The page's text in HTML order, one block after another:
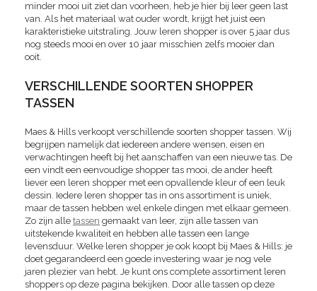
minder mooi uit ziet dan voorheen, heb je hier bij leer geen last
van. Als het materiaal wat ouder wordt, krijgt het juist een
karakteristieke uitstraling. Jouw leren shopper is over 5 jaar dus
nog steeds mooi en over 10 jaar misschien zelfs mooier dan
ooit.
VERSCHILLENDE SOORTEN SHOPPER
TASSEN
Maes & Hills verkoopt verschillende soorten shopper tassen. Wij
begrijpen namelijk dat iedereen andere wensen, eisen en
verwachtingen heeft bij het aanschaffen van een nieuwe tas. De
een vindt een eenvoudige shopper tas mooi, de ander heeft
liever een leren shopper met een opvallende kleur of een leuk
dessin. Iedere leren shopper tas in ons assortiment is uniek,
maar de tassen hebben wel enkele dingen met elkaar gemeen.
Zo zijn alle tassen gemaakt van leer, zijn alle tassen van
uitstekende kwaliteit en hebben alle tassen een lange
levensduur. Welke leren shopper je ook koopt bij Maes & Hills: je
doet gegarandeerd een goede investering waar je nog vele
jaren plezier van hebt. Je kunt ons complete assortiment leren
shoppers op deze pagina bekijken. Door alle tassen op deze